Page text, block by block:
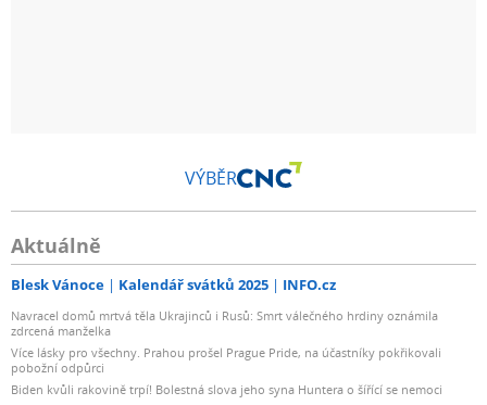
VÝBĚR
Aktuálně
Blesk Vánoce Kalendář svátků 2025 INFO.cz
Navracel domů mrtvá těla Ukrajinců i Rusů: Smrt válečného hrdiny oznámila
zdrcená manželka
Více lásky pro všechny. Prahou prošel Prague Pride, na účastníky pokřikovali
pobožní odpůrci
Biden kvůli rakovině trpí! Bolestná slova jeho syna Huntera o šířící se nemoci